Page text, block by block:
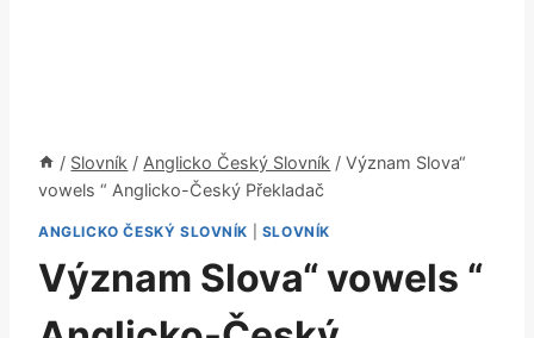
/ Slovník / Anglicko Český Slovník / Význam Slova“
vowels “ Anglicko-Český Překladač
ANGLICKO ČESKÝ SLOVNÍK SLOVNÍK
Význam Slova“ vowels “